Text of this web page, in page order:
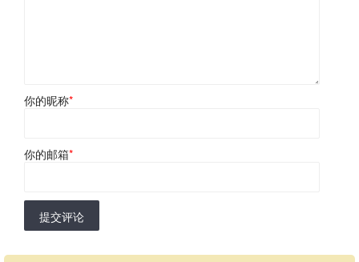
你的昵称*
你的邮箱*
提交评论